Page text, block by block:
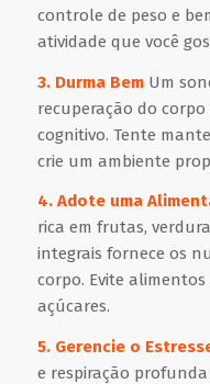
controle de peso e
atividade que você
3. Durma BemUm
recuperação do
cognitivo. Tente
crie um ambiente
4. Adote uma
rica em frutas,
integrais fornece os
corpo. Evite alimentos
açúcares.
5. Gerencie o
e respiração